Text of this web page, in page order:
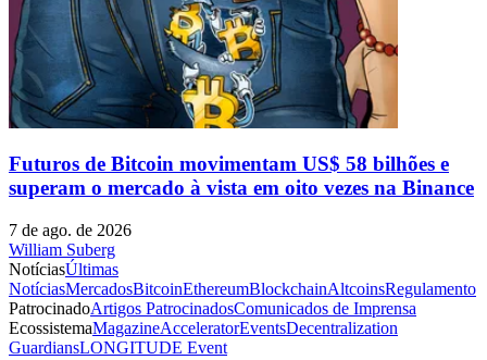
Futuros de Bitcoin movimentam US$ 58 bilhões e
superam o mercado à vista em oito vezes na Binance
7 de ago. de 2026
William Suberg
NotíciasÚltimas
NotíciasMercadosBitcoinEthereumBlockchainAltcoinsRegulamento
PatrocinadoArtigos PatrocinadosComunicados de Imprensa
EcossistemaMagazineAcceleratorEventsDecentralization
GuardiansLONGITUDE Event